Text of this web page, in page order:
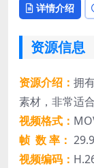
详情介绍
资源信息
资源介绍： 拥
素材，非常适
视频格式：
帧 数 率：
视频编码：